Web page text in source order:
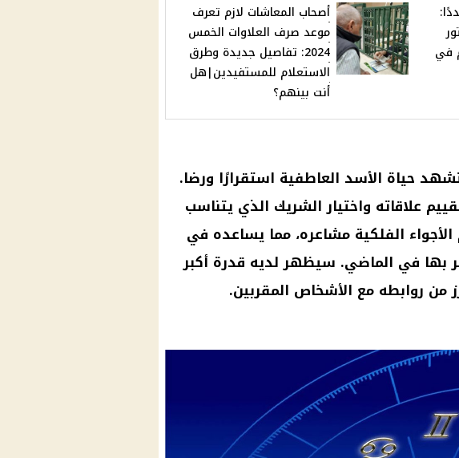
في
أصحاب المعاشات لازم تعرف
موعد صرف العلاوات الخمس
2024: تفاصيل جديدة وطرق
الاستعلام للمستفيدين|هل
أنت بينهم؟
حياة الأسد العاطفية استقرارًا ورضا.
علاقاته واختيار الشريك الذي يتناسب
الفلكية مشاعره، مما يساعده في
بها في الماضي. سيظهر لديه قدرة أكبر
من روابطه مع الأشخاص المقربين.